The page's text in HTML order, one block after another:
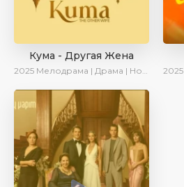
Кума - Другая Жена
2025 Мелодрама | Драма | Новинки | Сериалы 2025 2025